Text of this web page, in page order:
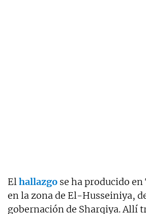
Elhallazgo se ha producido
en la zona de El-Husseiniya,
gobernación de Sharqiya. Allí